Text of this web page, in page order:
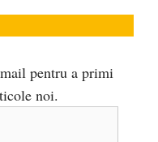
pentru a primi
noi.